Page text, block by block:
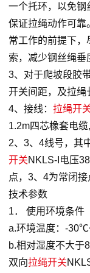
一个托环，以免钢
保证拉绳动作可靠
常工作的前提下，
索，减少钢丝绳垂
3、对于爬坡段胶
开关间距，及拉绳
4、接线： 拉绳开
1.2m四芯橡套电缆
2、3、4线号，其
开关NKLS-I电压
点，3、4为常闭接
技术参数
1． 使用环境条件
a.环境温度：-
b.相对湿度不大于
双向拉绳开关